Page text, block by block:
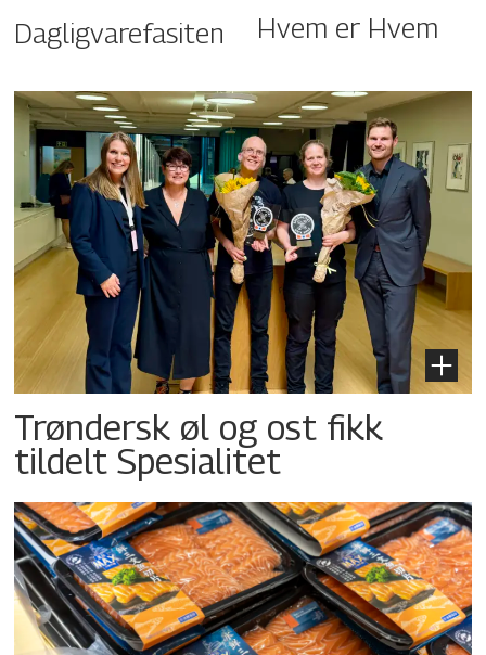
Dagligvarefasiten Hvem er Hvem
Trøndersk øl og ost fikk
tildelt Spesialitet